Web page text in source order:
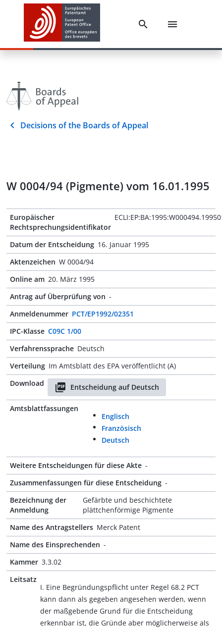
Decisions of the Boards of Appeal
W 0004/94 (Pigmente) vom 16.01.1995
Europäischer
Rechtsprechungsidentifikator
Datum der Entscheidung 16. Januar 1995
Aktenzeichen W 0004/94
Online am 20. März 1995
Antrag auf Überprüfung von -
Anmeldenummer PCT/EP1992/02351
IPC-Klasse C09C 1/00
Verfahrenssprache Deutsch
Verteilung Im Amtsblatt des EPA veröffentlicht (A)
Download
Entscheidung auf Deutsch
Amtsblattfassungen
Englisch
Französisch
Deutsch
Weitere Entscheidungen für diese Akte -
Zusammenfassungen für diese Entscheidung -
Bezeichnung der
Anmeldung
Gefärbte und beschichtete
plättchenförmige Pigmente
Name des Antragstellers Merck Patent
Name des Einsprechenden -
Kammer 3.3.02
Leitsatz
I. Eine Begründungspflicht unter Regel 68.2 PCT
kann dann als gegeben angesehen werden, wenn
der maßgebende Grund für die Entscheidung
erkennbar ist, die Gründe aber möglicherweise als